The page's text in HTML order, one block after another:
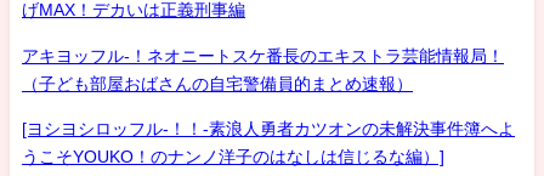
げMAX！デカいは正義刑事編
アキヨッフル-！ネオニートスケ番長のエキストラ芸能情報局！
（子ども部屋おばさんの自宅警備員的まとめ速報）
[ヨシヨシロッフル-！！-素浪人勇者カツオンの未解決事件簿へよ
うこそYOUKO！のナンノ洋子のはなしは信じるな編）]